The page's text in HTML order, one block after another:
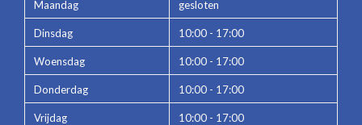
Maandag gesloten
Dinsdag 10:00 - 17:00
Woensdag 10:00 - 17:00
Donderdag 10:00 - 17:00
Vrijdag 10:00 - 17:00